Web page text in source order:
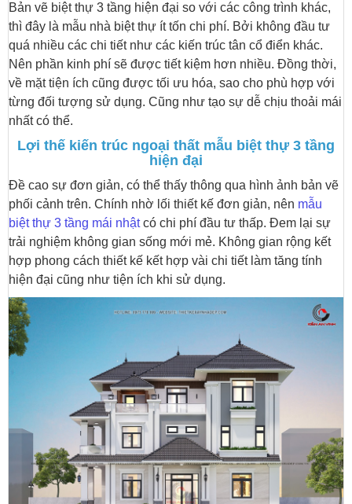
Bản vẽ biệt thự 3 tầng hiện đại so với các công trình khác,
thì đây là mẫu nhà biệt thự ít tốn chi phí. Bởi không đầu tư
quá nhiều các chi tiết như các kiến trúc tân cổ điển khác.
Nên phần kinh phí sẽ được tiết kiệm hơn nhiều. Đồng thời,
về mặt tiện ích cũng được tối ưu hóa, sao cho phù hợp với
từng đối tượng sử dụng. Cũng như tạo sự dễ chịu thoải mái
nhất có thể.
Lợi thế kiến trúc ngoại thất mẫu biệt thự 3 tầng
hiện đại
Đề cao sự đơn giản, có thể thấy thông qua hình ảnh bản vẽ
phối cảnh trên. Chính nhờ lối thiết kế đơn giản, nên mẫu
biệt thự 3 tầng mái nhậtcó chi phí đầu tư thấp. Đem lại sự
trải nghiệm không gian sống mới mẻ. Không gian rộng kết
hợp phong cách thiết kế kết hợp vài chi tiết làm tăng tính
hiện đại cũng như tiện ích khi sử dụng.